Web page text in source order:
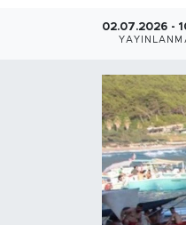
02.07.2026 -
Magazin
Özel Haber
Politika